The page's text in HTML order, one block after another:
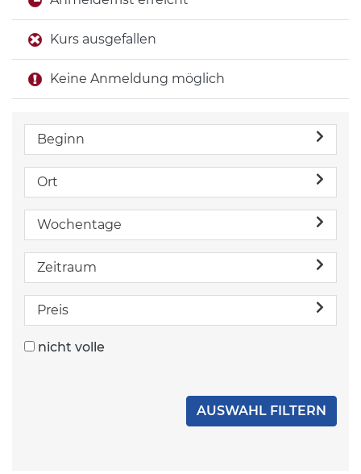
Kurs ausgefallen
Keine Anmeldung möglich
Beginn
Ort
Wochentage
Zeitraum
Preis
nicht volle